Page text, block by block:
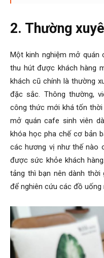
2. Thường
Mộtkinh nghiệm mở quán
thu hút được khách hàng
khách cũ chính là thường
đặc sắc. Thông thường,
công thức mới khá tốn
mở quán cafe sinh viên
khóa học pha chế cơ bản
các hương vị như thế nào
được sức khỏe khách
tảng thì bạn nên dành thời
để nghiên cứu các đồ uống